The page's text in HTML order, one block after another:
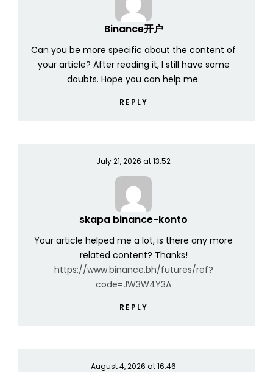
Binance开户
Can you be more specific about the content of
your article? After reading it, I still have some
doubts. Hope you can help me.
REPLY
July 21, 2026 at 13:52
skapa binance-konto
Your article helped me a lot, is there any more
related content? Thanks!
https://www.binance.bh/futures/ref?
code=JW3W4Y3A
REPLY
August 4, 2026 at 16:46